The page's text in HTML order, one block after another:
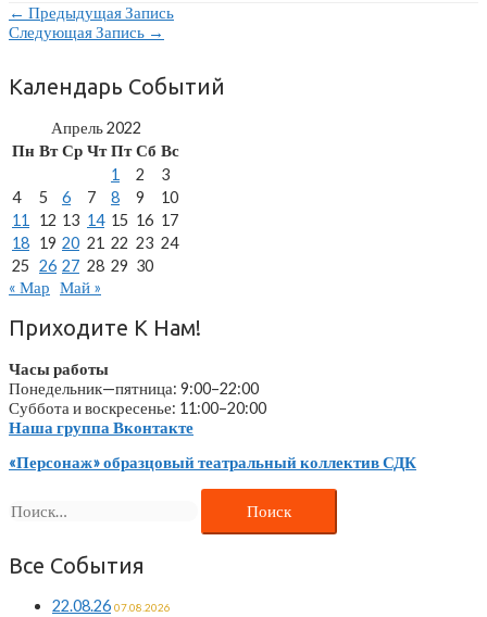
Навигация
По
Записям
← Предыдущая Запись
Следующая Запись →
Календарь Событий
Апрель 2022
Пн Вт Ср Чт Пт Сб Вс
1
2
3
4
5 6 7 8 9
10
11
12 13 14 15 16 17
18 19 20 21 22 23 24
25 26 27 28 29 30
« Мар Май »
Приходите К Нам!
Часы работы
Понедельник—пятница: 9:00–22:00
Суббота и воскресенье: 11:00–20:00
Наша группа Вконтакте
«Персонаж» образцовый театральный коллектив СДК
Все События
22.08.26 07.08.2026